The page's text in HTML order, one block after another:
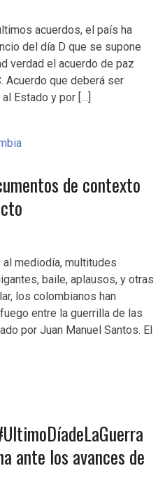
acuerdos, el país ha
del día D que se supone
verdad el acuerdo de paz
Acuerdo que deberá ser
Estado y por […]
de contexto
mediodía, multitudes
baile, aplausos, y otras
los colombianos han
entre la guerrilla de las
por Juan Manuel Santos. El
ante los avances de